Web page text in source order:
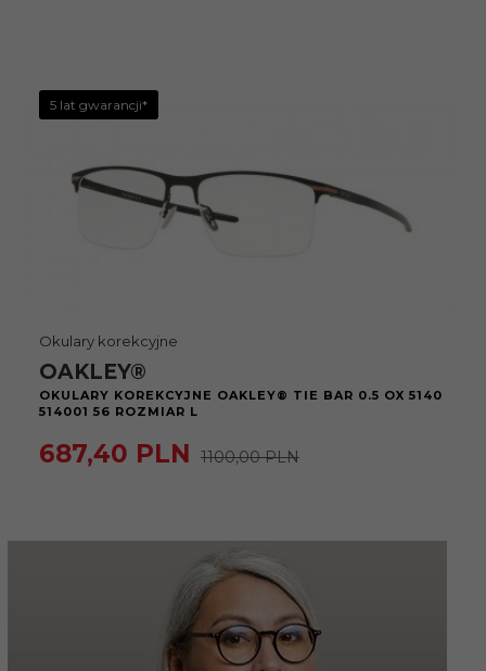
5 lat gwarancji*
Okulary korekcyjne
OAKLEY®
OKULARY KOREKCYJNE OAKLEY® TIE BAR 0.5 OX 5140
514001 56 ROZMIAR L
687,40 PLN 1100,00 PLN